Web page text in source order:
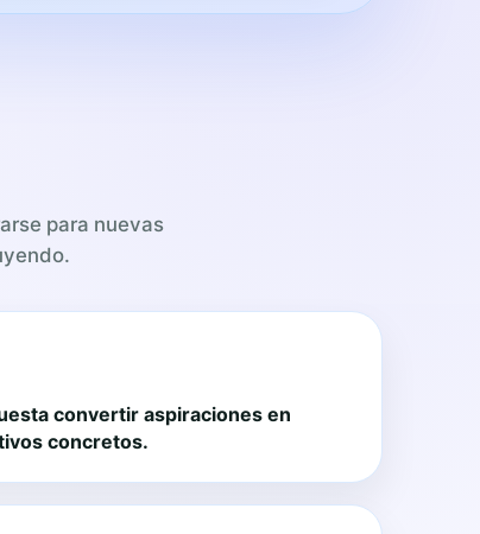
para nuevas
convertir aspiraciones en
concretos.